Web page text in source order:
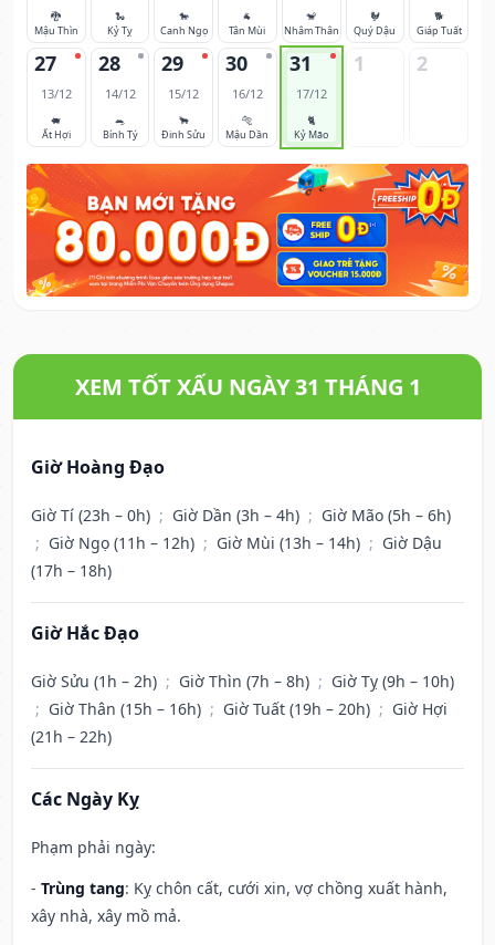
🐉
Mậu Thìn
🐍
Kỷ Tỵ
🐎
Canh Ngọ
🐐
Tân Mùi
🐒
Nhâm Thân
🐓
Quý Dậu
🐕
Giáp Tuất
27
13/12
🐖
Ất Hợi
28
14/12
🐀
Bính Tý
29
15/12
🐂
Đinh Sửu
30
16/12
🐅
Mậu Dần
31
17/12
🐈
Kỷ Mão
1 2
XEM TỐT XẤU NGÀY 31 THÁNG 1
Giờ Hoàng Đạo
Giờ Tí (23h – 0h) ; Giờ Dần (3h – 4h) ; Giờ Mão (5h – 6h)
; Giờ Ngọ (11h – 12h) ; Giờ Mùi (13h – 14h) ; Giờ Dậu
(17h – 18h)
Giờ Hắc Đạo
Giờ Sửu (1h – 2h) ; Giờ Thìn (7h – 8h) ; Giờ Tỵ (9h – 10h)
; Giờ Thân (15h – 16h) ; Giờ Tuất (19h – 20h) ; Giờ Hợi
(21h – 22h)
Các Ngày Kỵ
Phạm phải ngày:
- Trùng tang: Kỵ chôn cất, cưới xin, vợ chồng xuất hành,
xây nhà, xây mồ mả.